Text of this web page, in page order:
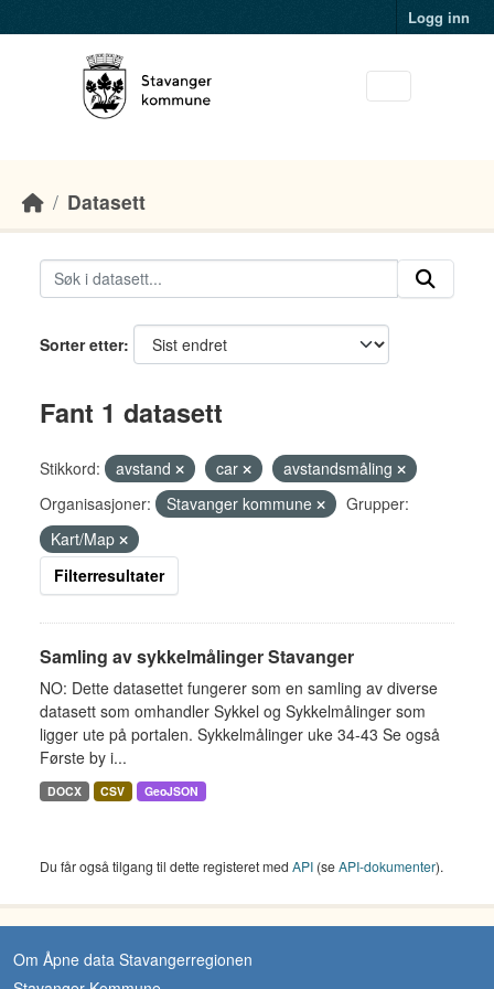
Logg inn
Datasett
Sorter etter
Fant 1 datasett
Stikkord: avstand car
avstandsmåling
Organisasjoner:
Stavanger kommune
Grupper:
Kart/Map
Filterresultater
Samling av sykkelmålinger Stavanger
NO: Dette datasettet fungerer som en samling av diverse
datasett som omhandler Sykkel og Sykkelmålinger som
ligger ute på portalen. Sykkelmålinger uke 34-43 Se også
Første by i...
DOCX CSV GeoJSON
Du får også tilgang til dette registeret med API (seAPI-dokumenter).
Om Åpne data Stavangerregionen